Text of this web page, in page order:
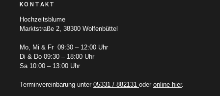
KONTAKT
Hochzeitsblume
Marktstraße 2, 38300 Wolfenbüttel
Mo, Mi & Fr 09:30 – 12:00 Uhr
Di & Do 09:30 – 18:00 Uhr
Sa 10:00 – 13:00 Uhr
Terminvereinbarung unter 05331 / 882131 oder online hier.